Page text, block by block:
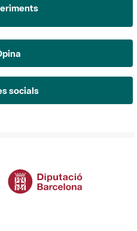
socials